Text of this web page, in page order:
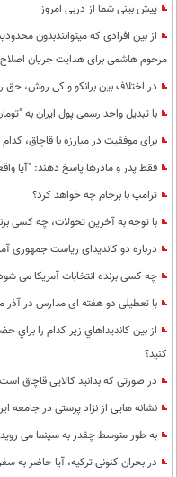
پیش بینی شما از دربی امروز
از بین افرادی که میتوانندبدون
مرحوم هاشمی برای هدایت جریان
در اختلاف بین برانکو و کی روش، حق
با تبدیل واحد رسمی پول ایران به
برای موفقیت در مبارزه با قاچاق،
فقط پدر و مادرها پاسخ دهند: "آیا
ترامپ با برجام چه خواهد کرد؟
با توجه به آخرین تحولات، چه کسی
درباره دو کاندیدای ریاست جمهوری
چه کسی برنده انتخابات آمریکا می
با تعطیلی دو هفته ای مدارس در آذر
از بين كانديداهاي زير كدام را براي
كنيد؟
در صورتی که بدانید کالایی قاچاق
نشانه هایی از نژاد پرستی در جامعه
به طور متوسط چقدر به سینما می
در بحران کنونی ترکیه، آیا حاضر به